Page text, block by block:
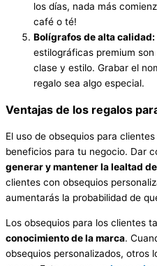
los días, nada más
café o té!
Bolígrafos de alta calidad:
estilográficas premium
clase y estilo. Grabar el
regalo sea algo especial.
Ventajas de los regalos
El uso de obsequios para
beneficios para tu negocio. Dar
generar y mantener la lealtad de
clientes con obsequios
aumentarás la probabilidad de
Los obsequios para los clientes
conocimiento de la marca.
obsequios personalizados, otros